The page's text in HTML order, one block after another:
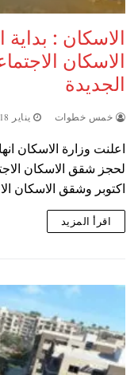
الاسكان : بداية
الجديدة
خمس خطوات يناير 18, 2016
اعلنت وزارة الاسكان
اكتوبر وشقق الاسكان
اقرأ المزيد